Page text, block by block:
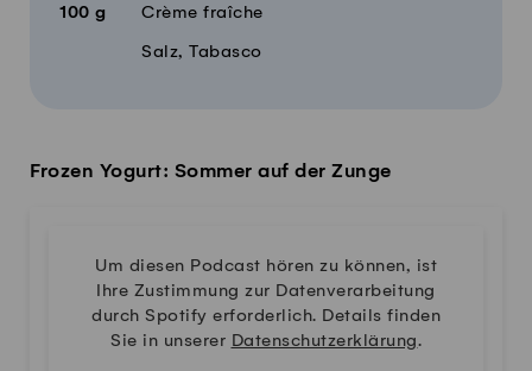
100 g Crème fraîche
Salz, Tabasco
Frozen Yogurt: Sommer auf der Zunge
Um diesen Podcast hören zu können, ist
Ihre Zustimmung zur Datenverarbeitung
durch Spotify erforderlich. Details finden
Sie in unserer Datenschutzerklärung.